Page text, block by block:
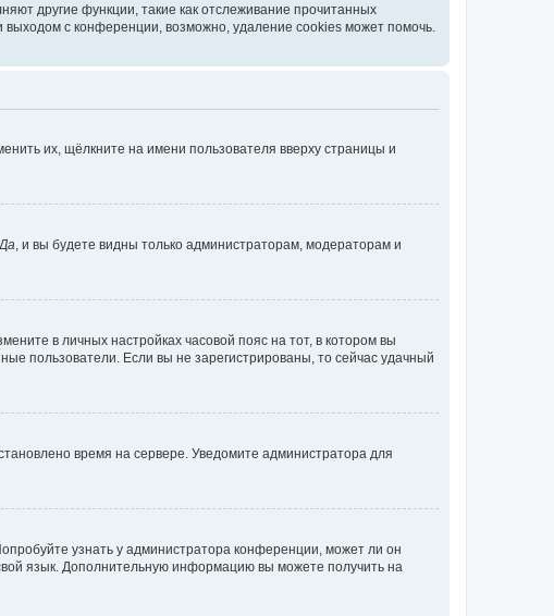
другие функции, такие как отслеживание прочитанных
с конференции, возможно, удаление cookies может помочь.
их, щёлкните на имени пользователя вверху страницы и
Да , и вы будете видны только администраторам, модераторам и
в личных настройках часовой пояс на тот, в котором вы
пользователи. Если вы не зарегистрированы, то сейчас удачный
время на сервере. Уведомите администратора для
узнать у администратора конференции, может ли он
язык. Дополнительную информацию вы можете получить на